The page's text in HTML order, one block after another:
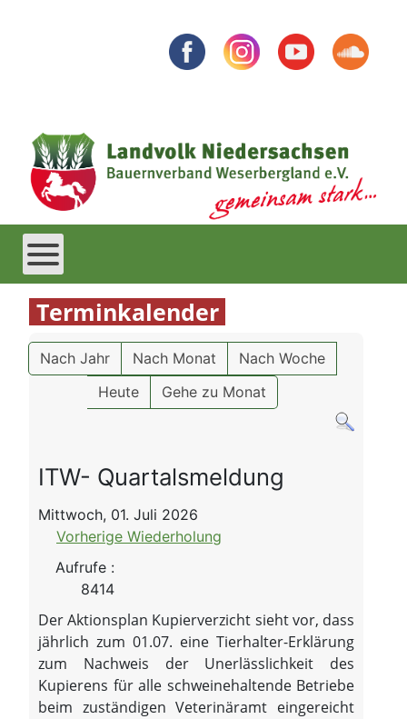
Terminkalender
Nach Jahr Nach Monat
Nach Woche
Heute
Gehe zu Monat
ITW- Quartalsmeldung
Mittwoch, 01. Juli 2026
Vorherige Wiederholung
Aufrufe:
8414
Der Aktionsplan Kupierverzicht sieht vor, dass
jährlich zum 01.07. eine Tierhalter-Erklärung
zum Nachweis der Unerlässlichkeit des
Kupierens für alle schweinehaltende Betriebe
beim zuständigen Veterinäramt eingereicht